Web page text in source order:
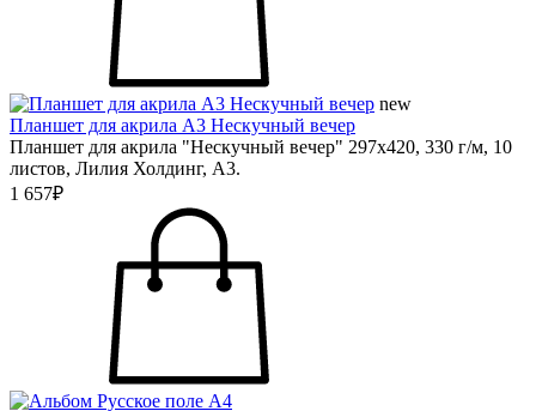
new
Планшет для акрила А3 Нескучный вечер
Планшет для акрила "Нескучный вечер" 297х420, 330 г/м, 10
листов, Лилия Холдинг, А3.
1 657₽